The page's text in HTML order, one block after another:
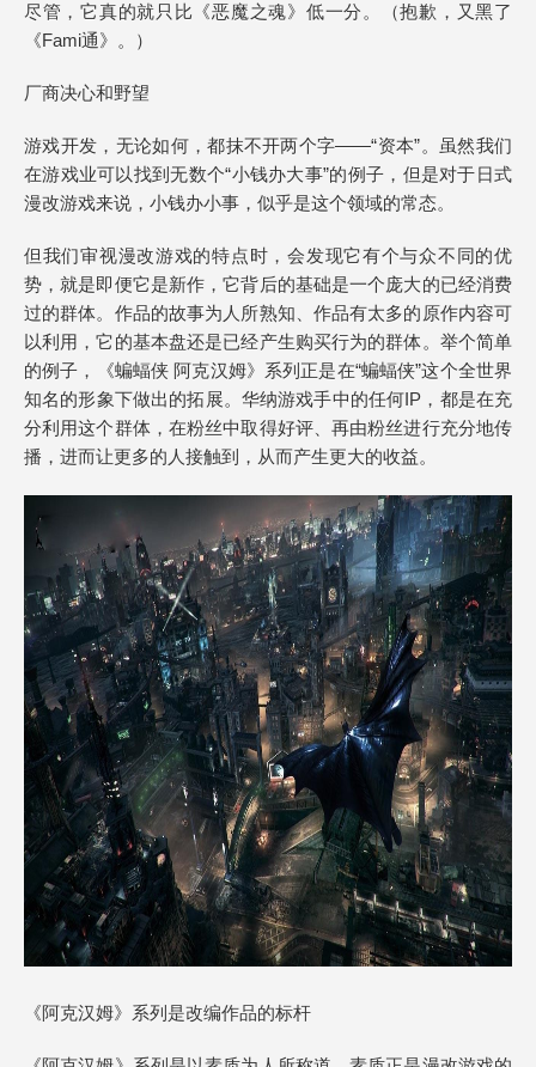
尽管，它真的就只比《恶魔之魂》低一分。（抱歉，又黑了
《Fami通》。）
厂商决心和野望
游戏开发，无论如何，都抹不开两个字——“资本”。虽然我们
在游戏业可以找到无数个“小钱办大事”的例子，但是对于日式
漫改游戏来说，小钱办小事，似乎是这个领域的常态。
但我们审视漫改游戏的特点时，会发现它有个与众不同的优
势，就是即便它是新作，它背后的基础是一个庞大的已经消费
过的群体。作品的故事为人所熟知、作品有太多的原作内容可
以利用，它的基本盘还是已经产生购买行为的群体。举个简单
的例子，《蝙蝠侠 阿克汉姆》系列正是在“蝙蝠侠”这个全世界
知名的形象下做出的拓展。华纳游戏手中的任何IP，都是在充
分利用这个群体，在粉丝中取得好评、再由粉丝进行充分地传
播，进而让更多的人接触到，从而产生更大的收益。
《阿克汉姆》系列是改编作品的标杆